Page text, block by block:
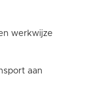
werkwijze
aan